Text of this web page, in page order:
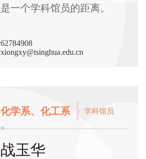
是一个学科馆员的距离。
62784908
xiongxy@tsinghua.edu.cn
化学系、化工系 学科馆员
战玉华